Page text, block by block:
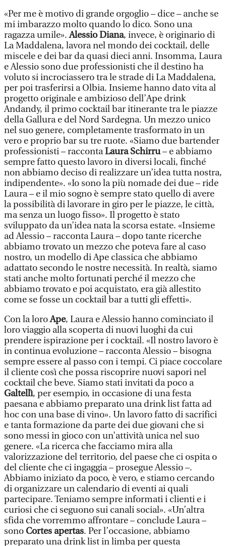
«Per me è motivo di grande orgoglio – dice – anche se
mi imbarazzo molto quando lo dico. Sono una
ragazza umile».Alessio Diana, invece, è originario di
La Maddalena, lavora nel mondo dei cocktail, delle
miscele e dei bar da quasi dieci anni. Insomma, Laura
e Alessio sono due professionisti che il destino ha
voluto si incrociassero tra le strade di La Maddalena,
per poi trasferirsi a Olbia. Insieme hanno dato vita al
progetto originale e ambizioso dell’Ape drink
Andandy, il primo cocktail bar itinerante tra le piazze
della Gallura e del Nord Sardegna. Un mezzo unico
nel suo genere, completamente trasformato in un
vero e proprio bar su tre ruote. «Siamo due bartender
professionisti – raccontaLaura Schirru– e abbiamo
sempre fatto questo lavoro in diversi locali, finché
non abbiamo deciso di realizzare un’idea tutta nostra,
indipendente». «Io sono la più nomade dei due – ride
Laura – e il mio sogno è sempre stato quello di avere
la possibilità di lavorare in giro per le piazze, le città,
ma senza un luogo fisso». Il progetto è stato
sviluppato da un’idea nata la scorsa estate. «Insieme
ad Alessio – racconta Laura – dopo tante ricerche
abbiamo trovato un mezzo che poteva fare al caso
nostro, un modello di Ape classica che abbiamo
adattato secondo le nostre necessità. In realtà, siamo
stati anche molto fortunati perché il mezzo che
abbiamo trovato e poi acquistato, era già allestito
come se fosse un cocktail bar a tutti gli effetti».
Con la loroApe, Laura e Alessio hanno cominciato il
loro viaggio alla scoperta di nuovi luoghi da cui
prendere ispirazione per i cocktail. «Il nostro lavoro è
in continua evoluzione – racconta Alessio – bisogna
sempre essere al passo con i tempi. Ci piace coccolare
il cliente così che possa riscoprire nuovi sapori nel
cocktail che beve. Siamo stati invitati da poco a
Galtellì, per esempio, in occasione di una festa
paesana e abbiamo preparato una drink list fatta ad
hoc con una base di vino». Un lavoro fatto di sacrifici
e tanta formazione da parte dei due giovani che si
sono messi in gioco con un’attività unica nel suo
genere. «La ricerca che facciamo mira alla
valorizzazione del territorio, del paese che ci ospita o
del cliente che ci ingaggia – prosegue Alessio –.
Abbiamo iniziato da poco, è vero, e stiamo cercando
di organizzare un calendario di eventi ai quali
partecipare. Teniamo sempre informati i clienti e i
curiosi che ci seguono sui canali social». «Un’altra
sfida che vorremmo affrontare – conclude Laura –
sono Cortes apertas. Per l’occasione, abbiamo
preparato una drink list in limba per questa